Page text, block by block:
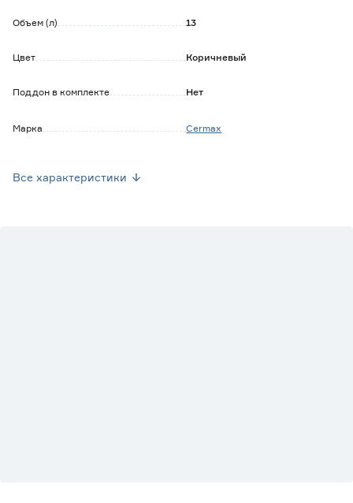
Объем (л) 13
Цвет Коричневый
Поддон в комплекте Нет
Марка Cermax
Все характеристики